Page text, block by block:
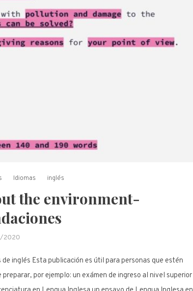
Idiomas inglés
the environment-
2020
inglés Esta publicación es útil para personas que estén
por ejemplo: un exámen de ingreso al nivel superior